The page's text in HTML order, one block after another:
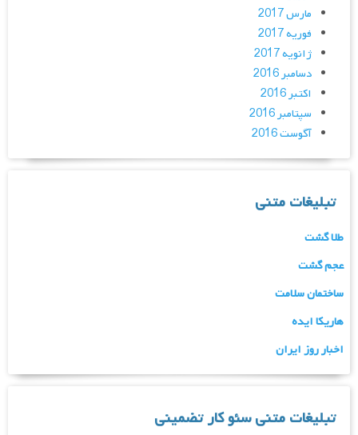
مارس 2017
فوریه 2017
ژانویه 2017
دسامبر 2016
اکتبر 2016
سپتامبر 2016
آگوست 2016
تبلیغات متنی
طلا گشت
عجم گشت
ساختمان سلامت
هاریکا ایده
اخبار روز ایران
تبلیغات متنی سئو کار تضمینی